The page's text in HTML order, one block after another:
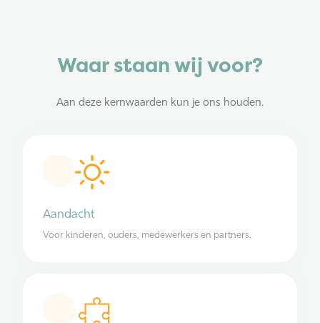
Waar staan wij voor?
Aan deze kernwaarden kun je ons houden.
Aandacht
Voor kinderen, ouders, medewerkers en partners.